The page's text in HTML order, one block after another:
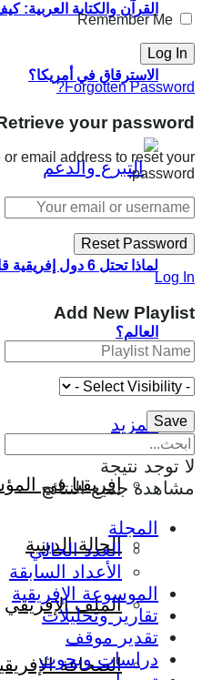
القرآن والكتابة العربية:
الاسترقاق في أمريكا؟
لماذا تحتل 6 دول
العالم؟
المزيد
إفريقيا في
الحالة الدينية
الملف الإفريقي
الصحافة
Remember Me
Forgotten Password?
your password
email address to reset your
password.
Log In
Add New Playlist
لا توجد نتيجة
مشاهدة جميع النتائج
المجلة
العدد الحالي
الأعداد السابقة
الموسوعة الإفريقية
تقارير وتحليلات
تقدير موقف
دراسات وبحوث